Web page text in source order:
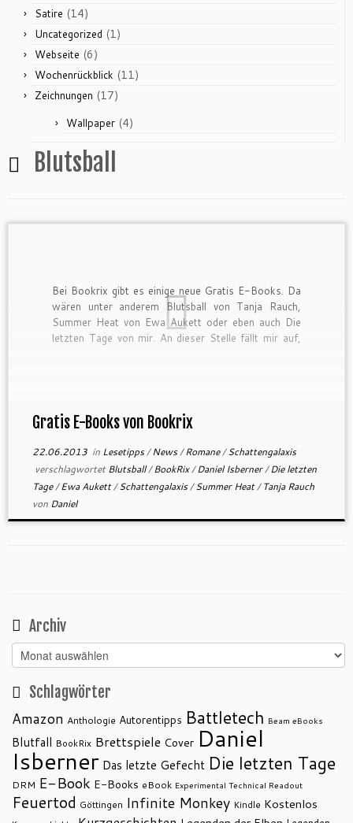
Satire (14)
Uncategorized (1)
Webseite (6)
Wochenrückblick (11)
Zeichnungen (17)
Wallpaper (4)
Blutsball
Bei Bookrix gibt es einige neue Gratis E-Books. Da
wären unter anderem Blutsball von Tanja Rauch,
Summer Heat von Ewa Aukett oder eben auch Die
letzten Tage von mir. An dieser Stelle fällt mir auf,
Gratis E-Books von Bookrix
22.06.2013in Lesetipps/News/Romane/Schattengalaxis
verschlagwortetBlutsball/BookRix/Daniel Isberner/Die letzten
Tage/Ewa Aukett/Schattengalaxis/Summer Heat/Tanja Rauch
von Daniel
Archiv
Archiv
Schlagwörter
Amazon Anthologie Autorentipps Battletech Beam eBooks
Blutfall BookRix Brettspiele Cover Daniel
Isberner Das letzte Gefecht Die letzten Tage
DRM E-Book E-Books eBook Experimental Technical Readout
Feuertod Göttingen Infinite Monkey Kindle Kostenlos